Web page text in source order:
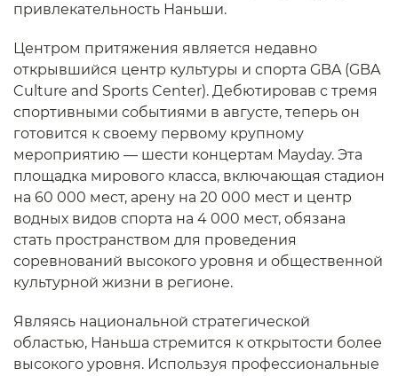
привлекательность Наньши.
Центром притяжения является недавно
открывшийся центр культуры и спорта GBA (GBA
Culture and Sports Center). Дебютировав с тремя
спортивными событиями в августе, теперь он
готовится к своему первому крупному
мероприятию — шести концертам Mayday. Эта
площадка мирового класса, включающая стадион
на 60 000 мест, арену на 20 000 мест и центр
водных видов спорта на 4 000 мест, обязана
стать пространством для проведения
соревнований высокого уровня и общественной
культурной жизни в регионе.
Являясь национальной стратегической
областью, Наньша стремится к открытости более
высокого уровня. Используя профессиональные